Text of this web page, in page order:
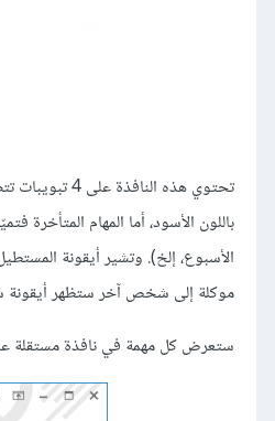
تحتوي هذه
باللون الأسود، أما المهام المتأخرة
موكلة إلى شخص آخر ستظهر أيقونة
ستعرض كل مهمة في نافذة مستقلة